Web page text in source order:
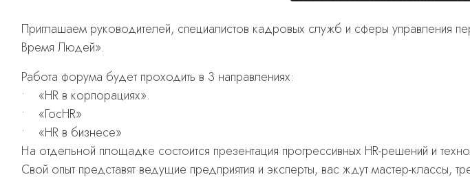
Приглашаем руководителей, специалистов кадровых служб и сферы управления
Время Людей».
Работа форума будет проходить в 3 направлениях:
• «HR в корпорациях».
• «ГосHR»
• «HR в бизнесе»
На отдельной площадке состоится презентация прогрессивных HR-решений и
Свой опыт представят ведущие предприятия и эксперты, вас ждут мастер-классы,